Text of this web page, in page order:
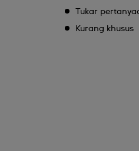
Tukar
Kurang khusus